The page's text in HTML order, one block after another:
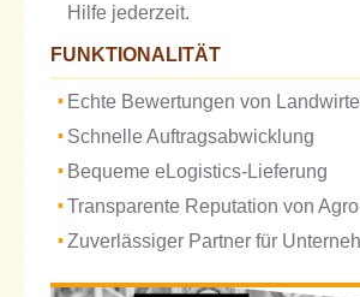
Hilfe jederzeit.
FUNKTIONALITÄT
Echte Bewertungen von
Schnelle Auftragsabwicklung
Bequeme eLogistics-Lieferung
Transparente Reputation von
Zuverlässiger Partner für